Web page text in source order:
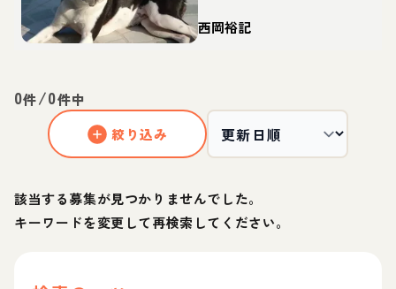
ってどんな犬？性格・
特徴・育て方・迎え方
西岡裕記
0件/0件中
絞り込み
該当する募集が見つかりませんでした。
キーワードを変更して再検索してください。